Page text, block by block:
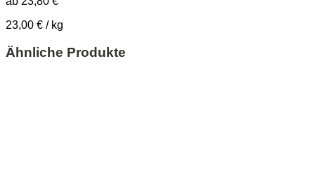
23,00 € / kg
Ähnliche Produkte